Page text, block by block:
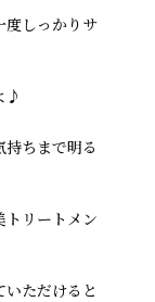
度しっかりサ
♪
ちまで明る
トリートメン
ただけると